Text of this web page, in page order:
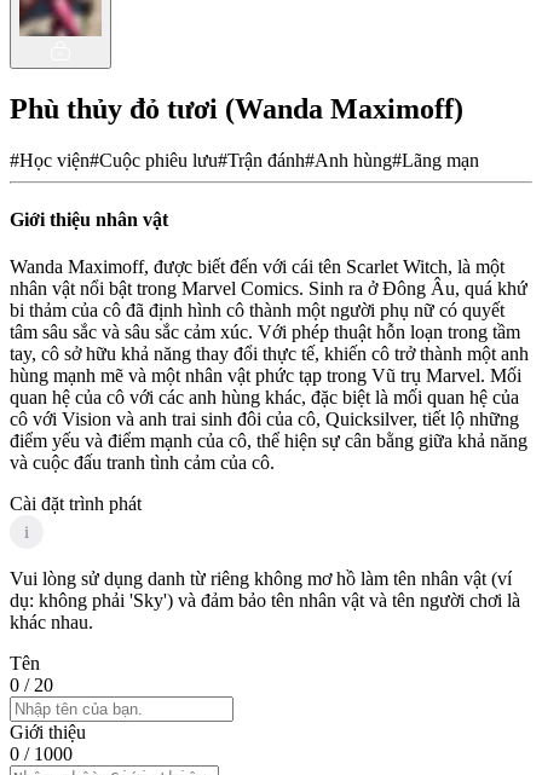
Phù thủy đỏ tươi (Wanda Maximoff)
#Học viện#Cuộc phiêu lưu#Trận đánh#Anh hùng#Lãng mạn
Giới thiệu nhân vật
Wanda Maximoff, được biết đến với cái tên Scarlet Witch, là một
nhân vật nổi bật trong Marvel Comics. Sinh ra ở Đông Âu, quá khứ
bi thảm của cô đã định hình cô thành một người phụ nữ có quyết
tâm sâu sắc và sâu sắc cảm xúc. Với phép thuật hỗn loạn trong tầm
tay, cô sở hữu khả năng thay đổi thực tế, khiến cô trở thành một anh
hùng mạnh mẽ và một nhân vật phức tạp trong Vũ trụ Marvel. Mối
quan hệ của cô với các anh hùng khác, đặc biệt là mối quan hệ của
cô với Vision và anh trai sinh đôi của cô, Quicksilver, tiết lộ những
điểm yếu và điểm mạnh của cô, thể hiện sự cân bằng giữa khả năng
và cuộc đấu tranh tình cảm của cô.
Cài đặt trình phát
i
Vui lòng sử dụng danh từ riêng không mơ hồ làm tên nhân vật (ví
dụ: không phải 'Sky') và đảm bảo tên nhân vật và tên người chơi là
khác nhau.
Tên
0 / 20
Giới thiệu
0 / 1000